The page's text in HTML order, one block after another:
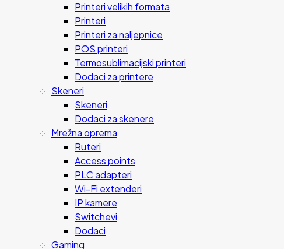
Printeri velikih formata
Printeri
Printeri za naljepnice
POS printeri
Termosublimacijski printeri
Dodaci za printere
Skeneri
Skeneri
Dodaci za skenere
Mrežna oprema
Ruteri
Access points
PLC adapteri
Wi-Fi extenderi
IP kamere
Switchevi
Dodaci
Gaming